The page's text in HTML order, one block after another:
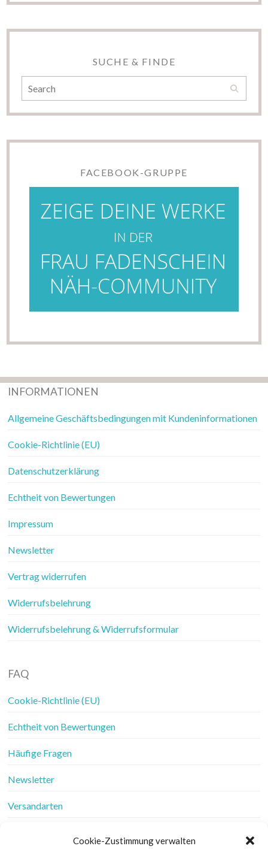
Cookie-Zustimmung verwalten
SUCHE & FINDE
FACEBOOK-GRUPPE
INFORMATIONEN
Allgemeine Geschäftsbedingungen mit Kundeninformationen
Cookie-Richtlinie (EU)
Datenschutzerklärung
Echtheit von Bewertungen
Impressum
Newsletter
Vertrag widerrufen
Widerrufsbelehrung
Widerrufsbelehrung & Widerrufsformular
FAQ
Cookie-Richtlinie (EU)
Echtheit von Bewertungen
Häufige Fragen
Newsletter
Versandarten